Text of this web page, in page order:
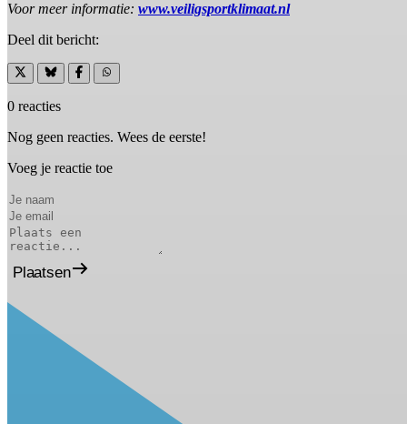
Voor meer informatie: www.veiligsportklimaat.nl
Deel dit bericht:
0 reacties
Nog geen reacties. Wees de eerste!
Voeg je reactie toe
Plaatsen